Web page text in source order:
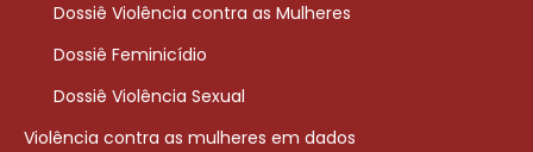
Dossiê Violência contra as Mulheres
Dossiê Feminicídio
Dossiê Violência Sexual
Violência contra as mulheres em dados